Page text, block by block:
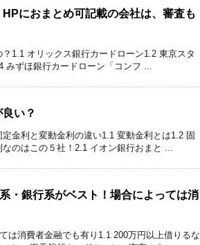
におまとめ可記載の会社は、審査も
1.1 オリックス銀行カードローン1.2 東京スタ
みずほ銀行カードローン「コンフ ...
い？
金利と変動金利の違い1.1 変動金利とは1.2 固
のはこの５社！2.1 イオン銀行おまと ...
・銀行系がベスト！場合によっては消
は消費者金融でも有り1.1 200万円以上借りるな